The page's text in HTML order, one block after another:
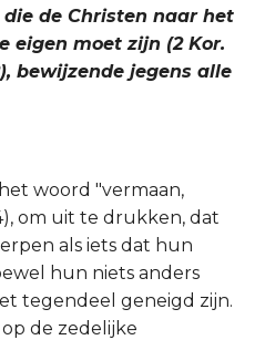
de Christen naar het
eigen moet zijn (2 Kor.
bewijzende jegens alle
woord "vermaan,
om uit te drukken, dat
als iets dat hun
hun niets anders
tegendeel geneigd zijn.
op de zedelijke